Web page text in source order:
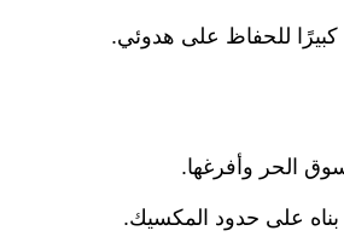
الحر وأفرغها.
بناه على حدود المكسيك.